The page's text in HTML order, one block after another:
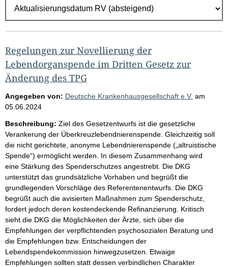
g
e
b
n
i
s
s
e
p
r
o
S
e
i
t
e
Regelungen zur Novellierung der
Lebendorganspende im Dritten Gesetz zur
Änderung des TPG
Angegeben von: Deutsche Krankenhausgesellschaft e.V. am
05.06.2024
Beschreibung: Ziel des Gesetzentwurfs ist die gesetzliche
Verankerung der Überkreuzlebendnierenspende. Gleichzeitig soll
die nicht gerichtete, anonyme Lebendnierenspende („altruistische
Spende“) ermöglicht werden. In diesem Zusammenhang wird
eine Stärkung des Spenderschutzes angestrebt. Die DKG
unterstützt das grundsätzliche Vorhaben und begrüßt die
grundlegenden Vorschläge des Referentenentwurfs. Die DKG
begrüßt auch die avisierten Maßnahmen zum Spenderschutz,
fordert jedoch deren kostendeckende Refinanzierung. Kritisch
sieht die DKG die Möglichkeiten der Ärzte, sich über die
Empfehlungen der verpflichtenden psychosozialen Beratung und
die Empfehlungen bzw. Entscheidungen der
Lebendspendekommission hinwegzusetzen. Etwaige
Empfehlungen sollten statt dessen verbindlichen Charakter